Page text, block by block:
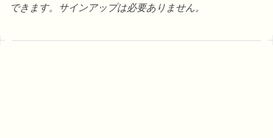
できます。サインアップは必要ありません。